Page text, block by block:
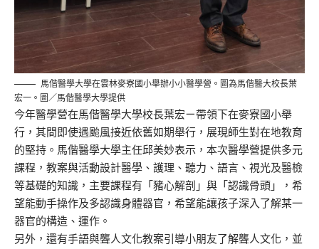
馬偕醫學大學在雲林麥寮國小舉辦小小醫學營。圖為馬偕醫大校長葉
宏一。圖／馬偕醫學大學提供
今年醫學營在馬偕醫學大學校長葉宏ㄧ帶領下在麥寮國小舉
行，其間即使遇颱風接近依舊如期舉行，展現師生對在地教育
的堅持。馬偕醫學大學主任邱美妙表示，本次醫學營提供多元
課程，教案與活動設計醫學、護理、聽力、語言、視光及醫檢
等基礎的知識，主要課程有「豬心解剖」與「認識骨頭」，希
望能動手操作及多認識身體器官，希望能讓孩子深入了解某一
器官的構造、運作。
另外，還有手語與聾人文化教案引導小朋友了解聾人文化，並